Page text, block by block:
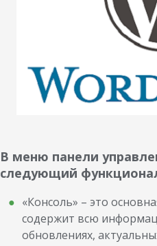
В меню панели
следующий
«Консоль» – это
содержит всю
обновлениях,